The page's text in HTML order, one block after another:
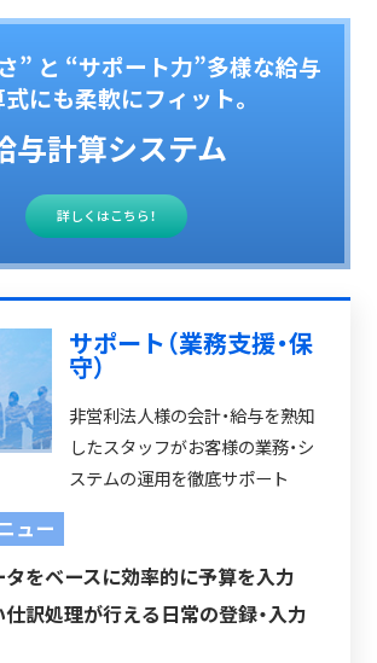
” と “サポート力”多様な給与
にも柔軟にフィット。
与計算システム
詳しくはこちら！
サポート（業務支援・保
守）
非営利法人様の会計・給与を熟知
したスタッフがお客様の業務・シ
ステムの運用を徹底サポート
ュー
をベースに効率的に予算を入力
訳処理が行える日常の登録・入力